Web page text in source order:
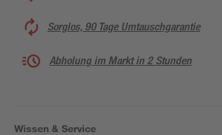
Sorglos, 90 Tage Umtauschgarantie
Abholung im Markt in 2 Stunden
Wissen & Service